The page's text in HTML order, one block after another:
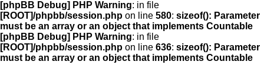
[phpBB Debug] PHP Warning: in file
[ROOT]/phpbb/session.php on line 580: sizeof(): Parameter
must be an array or an object that implements Countable
[phpBB Debug] PHP Warning: in file
[ROOT]/phpbb/session.php on line 636: sizeof(): Parameter
must be an array or an object that implements Countable